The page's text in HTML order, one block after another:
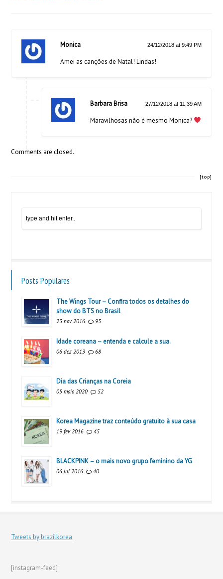
Monica 24/12/2018 at 9:49 PM
Amei as canções de Natal! Lindas!
Barbara Brisa 27/12/2018 at 11:39 AM
Maravilhosas não é mesmo Monica?
Comments are closed.
[top]
Posts Populares
The Wings Tour – Confira todos os detalhes do
show do BTS no Brasil
23 nov 2016 93
Idade coreana – entenda e calcule a sua.
06 dez 2013 68
Dia das Crianças na Coreia
05 maio 2020 52
Korea Magazine traz conteúdo gratuito à sua casa
19 fev 2016 45
BLACKPINK – o mais novo grupo feminino da YG
06 jul 2016 40
Tweets by brazilkorea
[instagram-feed]